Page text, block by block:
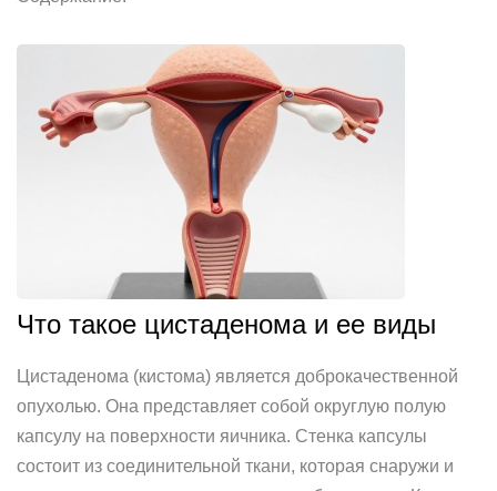
Что такое цистаденома и ее виды
Цистаденома (кистома) является доброкачественной
опухолью. Она представляет собой округлую полую
капсулу на поверхности яичника. Стенка капсулы
состоит из соединительной ткани, которая снаружи и